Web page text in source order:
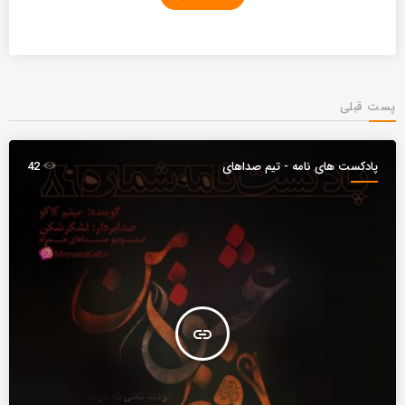
پست قبلی
پادکست های نامه - تیم صداهای
همراه
insert_link